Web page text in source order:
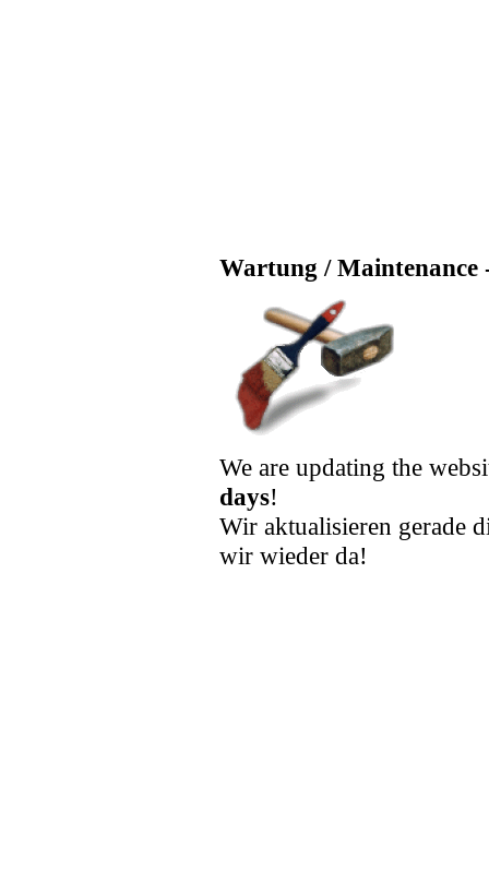
Wartung / Maintenance
We are updating the
days!
Wir aktualisieren gerade
wir wieder da!